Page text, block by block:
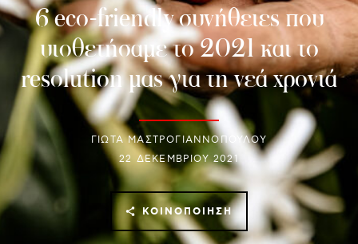
6 eco-friendly συνήθειες που
υιοθετήσαμε το 2021 και το
resolution μας για τη νεά χρονιά
ΓΙΩΤΑ ΜΑΣΤΡΟΓΙΑΝΝΟΠΟΥΛΟΥ
22 ΔΕΚΕΜΒΡΊΟΥ 2021
ΚΟΙΝΟΠΟΊΗΣΗ